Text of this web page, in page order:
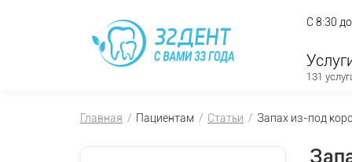
С 8:30
131
Главная Пациентам Статьи Запах из-под